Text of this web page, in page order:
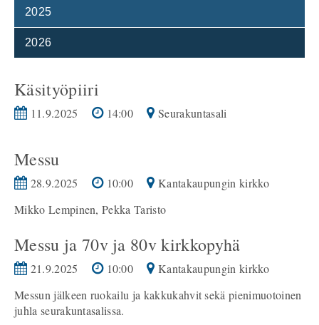
2025
2026
Käsityöpiiri
11.9.2025 14:00 Seurakuntasali
Messu
28.9.2025 10:00
Kantakaupungin kirkko
Mikko Lempinen, Pekka Taristo
Messu ja 70v ja 80v kirkkopyhä
21.9.2025 10:00
Kantakaupungin kirkko
Messun jälkeen ruokailu ja kakkukahvit sekä pienimuotoinen
juhla seurakuntasalissa.